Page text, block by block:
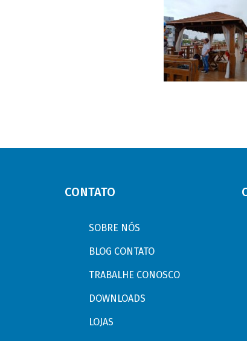
CONTATO
SOBRE NÓS
BLOG CONTATO
TRABALHE CONOSCO
DOWNLOADS
LOJAS